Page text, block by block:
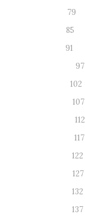
79
85
91
97
102
107
112
117
122
127
132
137